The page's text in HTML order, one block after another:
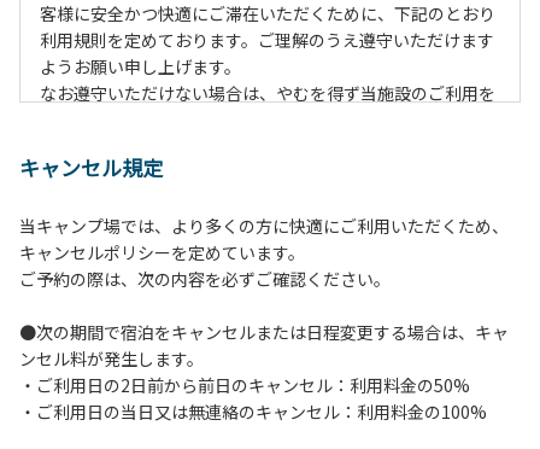
客様に安全かつ快適にご滞在いただくために、下記のとおり
利用規則を定めております。ご理解のうえ遵守いただけます
ようお願い申し上げます。
なお遵守いただけない場合は、やむを得ず当施設のご利用を
【ご利用上の注意事項ならびに禁止事項】
２.安全管理上、お子様の単独での行動はご遠慮ください。
３.調度品などの持ち出しはしないでください。
４.午後10時以降の花火の使用は禁止です。
使用、夜間の大声での談笑等）や他人に嫌悪感を与えるよう
な行為はお止めください。
６.芝生や地面での直火による焚き火、BBQ、キャンプファ
イヤーは禁止します。
キャンセル規定
当キャンプ場では、より多くの方に快適にご利用いただくため、
キャンセルポリシーを定めています。
ご予約の際は、次の内容を必ずご確認ください。
●次の期間で宿泊をキャンセルまたは日程変更する場合は、キャ
ンセル料が発生します。
・ご利用日の2日前から前日のキャンセル：利用料金の50%
・ご利用日の当日又は無連絡のキャンセル：利用料金の100%